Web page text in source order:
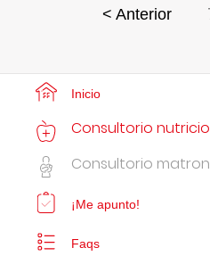
< Anterior
Inicio
Consultorio
Consultorio
¡Me apunto!
Faqs